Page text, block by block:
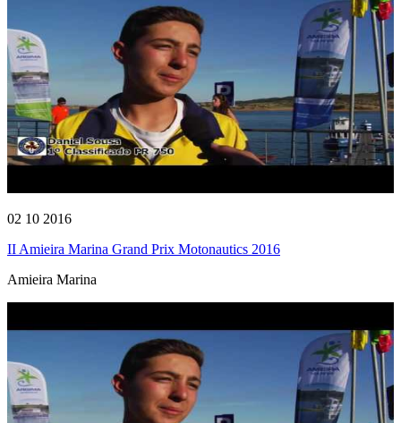
02 10 2016
II Amieira Marina Grand Prix Motonautics 2016
Amieira Marina